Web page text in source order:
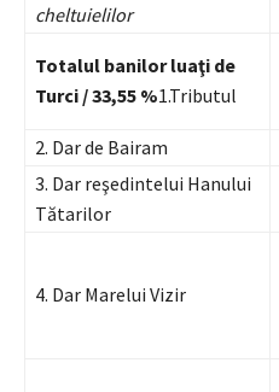
cheltuielilor
Totalul banilor luaţi de
Turci / 33,55 %1.Tributul
2. Dar de Bairam
3. Dar reşedintelui Hanului
Tătarilor
4. Dar Marelui Vizir